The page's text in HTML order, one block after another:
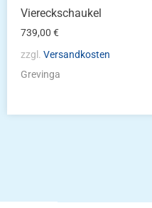
Viereckschaukel
739,00€
zzgl.Versandkosten
Grevinga